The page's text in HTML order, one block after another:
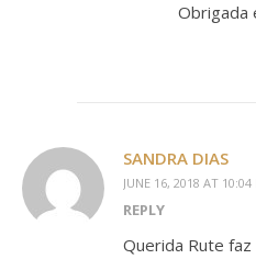
Obrigada
SANDRA DIAS
JUNE 16, 2018 AT 10:04
REPLY
Querida Rute